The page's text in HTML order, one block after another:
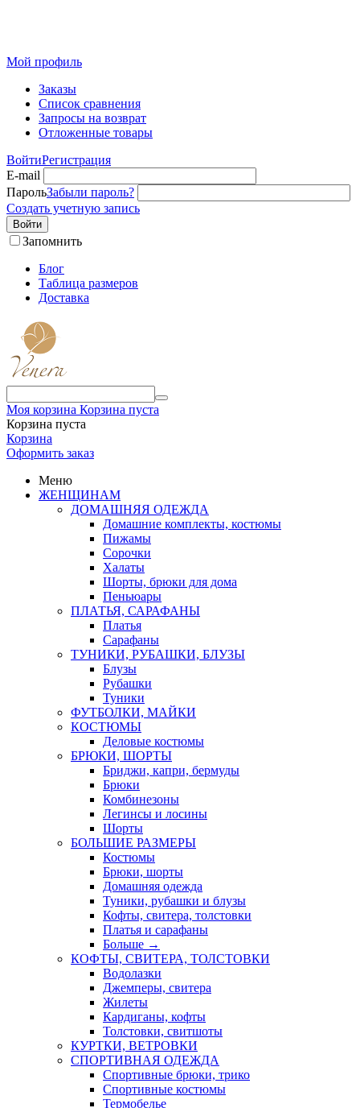
Мой профиль
Заказы
Список сравнения
Запросы на возврат
Отложенные товары
ВойтиРегистрация
E-mail
ПарольЗабыли пароль?
Создать учетную запись
Войти
Запомнить
Блог
Таблица размеров
Доставка
Моя корзина Корзина пуста
Корзина пуста
Корзина
Оформить заказ
Меню
ЖЕНЩИНАМ
ДОМАШНЯЯ ОДЕЖДА
Домашние комплекты, костюмы
Пижамы
Сорочки
Халаты
Шорты, брюки для дома
Пеньюары
ПЛАТЬЯ, САРАФАНЫ
Платья
Сарафаны
ТУНИКИ, РУБАШКИ, БЛУЗЫ
Блузы
Рубашки
Туники
ФУТБОЛКИ, МАЙКИ
КОСТЮМЫ
Деловые костюмы
БРЮКИ, ШОРТЫ
Бриджи, капри, бермуды
Брюки
Комбинезоны
Легинсы и лосины
Шорты
БОЛЬШИЕ РАЗМЕРЫ
Костюмы
Брюки, шорты
Домашняя одежда
Туники, рубашки и блузы
Кофты, свитера, толстовки
Платья и сарафаны
Больше →
КОФТЫ, СВИТЕРА, ТОЛСТОВКИ
Водолазки
Джемперы, свитера
Жилеты
Кардиганы, кофты
Толстовки, свитшоты
КУРТКИ, ВЕТРОВКИ
СПОРТИВНАЯ ОДЕЖДА
Спортивные брюки, трико
Спортивные костюмы
Термобелье